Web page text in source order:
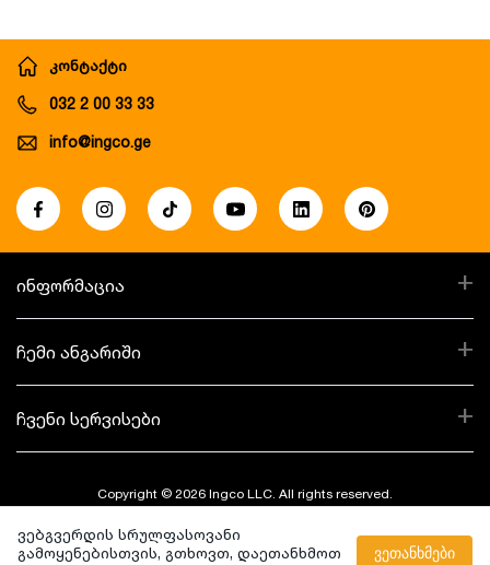
კონტაქტი
032 2 00 33 33
info@ingco.ge
+
ინფორმაცია
+
ჩემი ანგარიში
+
ჩვენი სერვისები
Copyright © 2026 Ingco LLC. All rights reserved.
Created By:
ვებგვერდის სრულფასოვანი
გამოყენებისთვის, გთხოვთ, დაეთანხმოთ
ვეთანხმები